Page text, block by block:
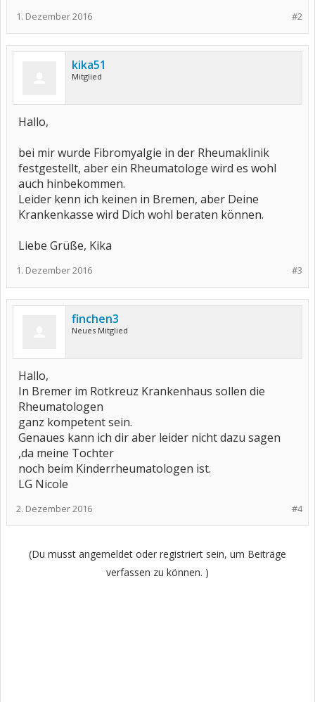
#2
1. Dezember 2016
kika51
Mitglied
Hallo,
bei mir wurde Fibromyalgie in der Rheumaklinik
festgestellt, aber ein Rheumatologe wird es wohl
auch hinbekommen.
Leider kenn ich keinen in Bremen, aber Deine
Krankenkasse wird Dich wohl beraten können.
Liebe Grüße, Kika
#3
1. Dezember 2016
finchen3
Neues Mitglied
Hallo,
In Bremer im Rotkreuz Krankenhaus sollen die
Rheumatologen
ganz kompetent sein.
Genaues kann ich dir aber leider nicht dazu sagen
,da meine Tochter
noch beim Kinderrheumatologen ist.
LG Nicole
#4
2. Dezember 2016
(Du musst angemeldet oder registriert sein, um Beiträge
verfassen zu können. )